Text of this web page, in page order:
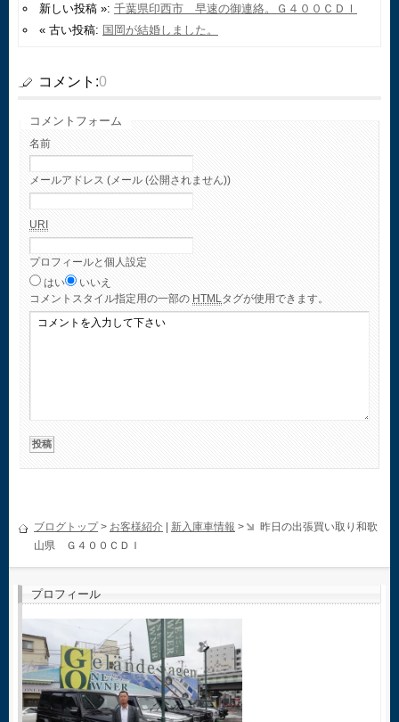
新しい投稿 »: 千葉県印西市 早速の御連絡。Ｇ４００ＣＤＩ
« 古い投稿: 国岡が結婚しました。
コメント:0
コメントフォーム
名前
メールアドレス (メール (公開されません))
URI
プロフィールと個人設定
はい
いいえ
コメント スタイル指定用の一部の HTMLタグが使用できます。
ブログトップ> お客様紹介 新入庫車情報 >
昨日の出張買い取り和歌
山県 Ｇ４００ＣＤＩ
プロフィール